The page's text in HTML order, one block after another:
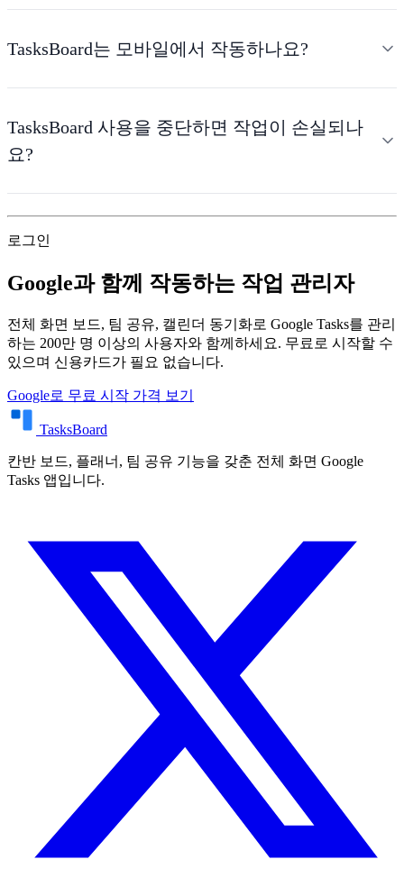
TasksBoard는 모바일에서 작동하나요?
TasksBoard 사용을 중단하면 작업이 손실되나
요?
로그인
Google과 함께 작동하는 작업 관리자
전체 화면 보드, 팀 공유, 캘린더 동기화로 Google Tasks를 관리
하는 200만 명 이상의 사용자와 함께하세요. 무료로 시작할 수
있으며 신용카드가 필요 없습니다.
Google로 무료 시작 가격 보기
TasksBoard
칸반 보드, 플래너, 팀 공유 기능을 갖춘 전체 화면 Google
Tasks 앱입니다.